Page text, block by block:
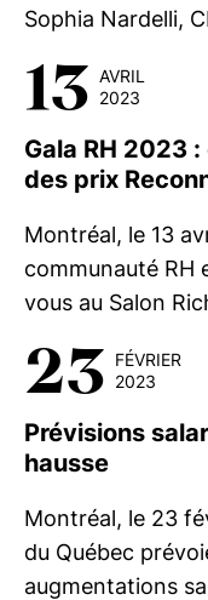
Sophia Nardelli,
13 AVRIL
2023
Gala RH 2023
des prix
Montréal, le 13
communauté RH
vous au Salon
23 FÉVRIER
2023
Prévisions
hausse
Montréal, le 23
du Québec
augmentations